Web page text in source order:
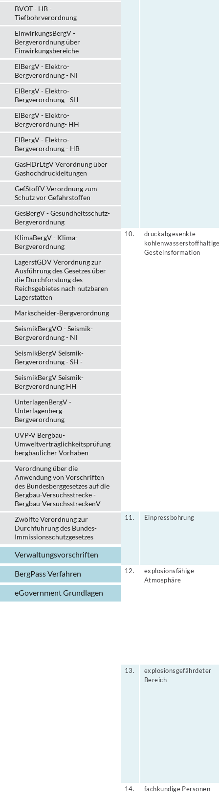
BVOT - HB -
Tiefbohrverordnung
EinwirkungsBergV -
Bergverordnung über
Einwirkungsbereiche
ElBergV - Elektro-
Bergverordnung - NI
ElBergV - Elektro-
Bergverordnung - SH
ElBergV - Elektro-
Bergverordnung- HH
ElBergV - Elektro-
Bergverordnung - HB
GasHDrLtgV Verordnung über
Gashochdruckleitungen
GefStoffV Verordnung zum
Schutz vor Gefahrstoffen
GesBergV - Gesundheitsschutz-
Bergverordnung
KlimaBergV - Klima-
Bergverordnung
LagerstGDV Verordnung zur
Ausführung des Gesetzes über
die Durchforstung des
Reichsgebietes nach nutzbaren
Lagerstätten
Markscheider-Bergverordnung
SeismikBergVO - Seismik-
Bergverordnung - NI
SeismikBergV Seismik-
Bergverordnung - SH -
SeismikBergV Seismik-
Bergverordnung HH
UnterlagenBergV -
Unterlagenberg-
Bergverordnung
UVP-V Bergbau-
Umweltverträglichkeits­prüfung
bergbau­licher Vorhaben
Verordnung über die
Anwendung von Vorschriften
des Bundesberggesetzes auf die
Bergbau-Versuchsstrecke -
Bergbau-VersuchsstreckenV
Zwölfte Verordnung zur
Durchführung des Bundes-
Immissionsschutzgesetzes
Verwaltungs­vorschriften
BergPass Verfahren
eGovernment Grundlagen
10.
druckabgesenkte
Gesteinsformation
11. Einpressbohrung
12.
explosionsfähige
Atmosphäre
13.
explosionsgefährdeter
Bereich
14. fachkundige Personen